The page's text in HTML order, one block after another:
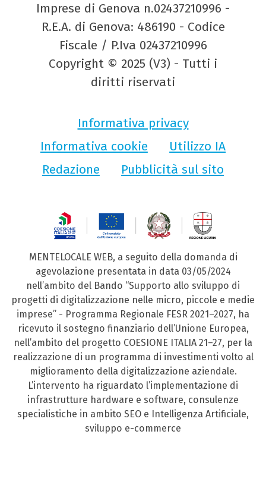
Imprese di Genova n.02437210996 -
R.E.A. di Genova: 486190 - Codice
Fiscale / P.Iva 02437210996
Copyright © 2025 (V3) - Tutti i
diritti riservati
Informativa privacy
Informativa cookie
Utilizzo IA
Redazione
Pubblicità sul sito
MENTELOCALE WEB, a seguito della domanda di
agevolazione presentata in data 03/05/2024
nell’ambito del Bando “Supporto allo sviluppo di
progetti di digitalizzazione nelle micro, piccole e medie
imprese” - Programma Regionale FESR 2021–2027, ha
ricevuto il sostegno finanziario dell’Unione Europea,
nell’ambito del progetto COESIONE ITALIA 21–27, per la
realizzazione di un programma di investimenti volto al
miglioramento della digitalizzazione aziendale.
L’intervento ha riguardato l’implementazione di
infrastrutture hardware e software, consulenze
specialistiche in ambito SEO e Intelligenza Artificiale,
sviluppo e-commerce